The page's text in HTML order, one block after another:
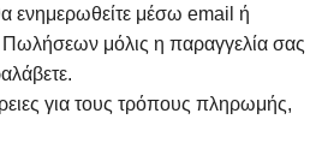
ενημερωθείτε μέσω email ή
μόλις η παραγγελία σας
για τους τρόπους πληρωμής,